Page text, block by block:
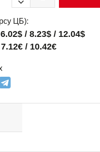
ЦБ):
/ 8.23$ / 12.04$
/ 10.42€